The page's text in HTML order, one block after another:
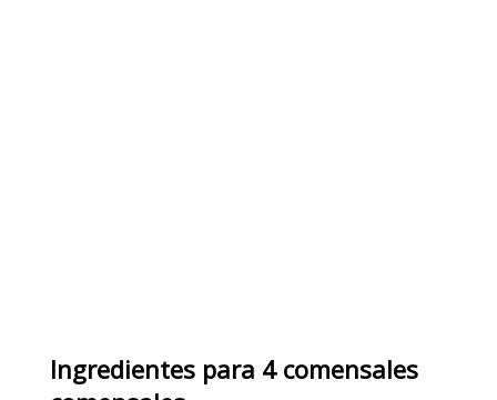
Ingredientespara 4 comensales